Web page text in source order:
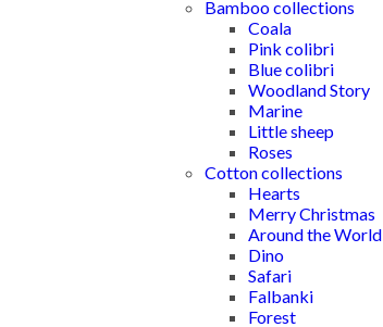
Bamboo collections
Coala
Pink colibri
Blue colibri
Woodland Story
Marine
Little sheep
Roses
Cotton collections
Hearts
Merry Christmas
Around the World
Dino
Safari
Falbanki
Forest